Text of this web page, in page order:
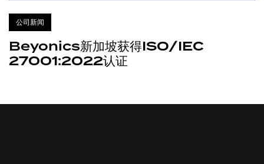
公司新闻
Beyonics新加坡获得ISO/IEC
27001:2022认证